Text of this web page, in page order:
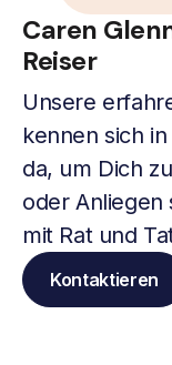
Caren
Reiser
Unsere
kennen sich
da, um Dich
oder Anliegen
mit Rat und
Kontaktieren